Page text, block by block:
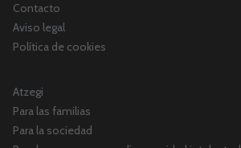
Contacto
Aviso legal
Política de cookies
Atzegi
Para las familias
Para la sociedad